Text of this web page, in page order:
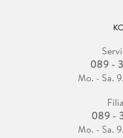
089 -
Mo. - Sa.
089 -
Mo. - Sa.